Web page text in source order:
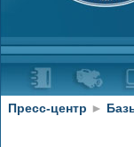
Пресс-центр ►